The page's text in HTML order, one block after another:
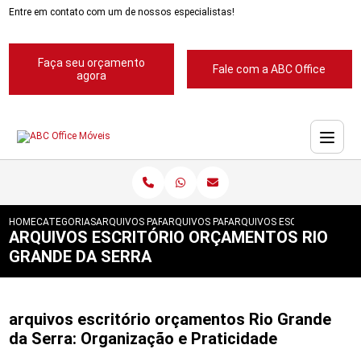
Entre em contato com um de nossos especialistas!
Faça seu orçamento
agora
Fale com a ABC Office
HOMECATEGORIASARQUIVOS PARA ESCRITORIOS
ARQUIVOS PARA ESCRITORIOS SANTO
ARQUIVOS ESCRITORIO
ARQUIVOS ESCRITÓRIO ORÇAMENTOS RIO
GRANDE DA SERRA
arquivos escritório orçamentos Rio Grande
da Serra: Organização e Praticidade